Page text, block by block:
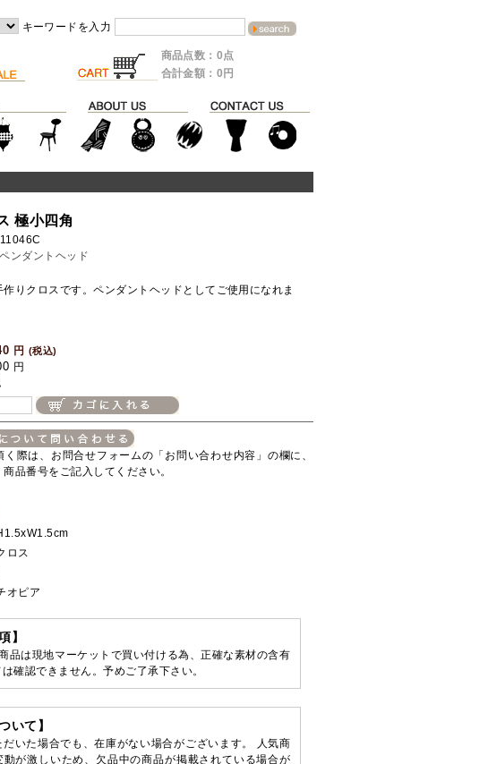
キーワードを入力
商品点数：0点
合計金額：0円
極小四角
ンダントヘッド
作りクロスです。ペンダントヘッドとしてご使用になれま
円 (税込)
円
く際は、お問合せフォームの「お問い合わせ内容」の欄に、
品番号をご記入してください。
ロス
オピア
】
品は現地マーケットで買い付ける為、正確な素材の含有
確認できません。予めご了承下さい。
いて】
だいた場合でも、在庫がない場合がございます。 人気商
動が激しいため、欠品中の商品が掲載されている場合が